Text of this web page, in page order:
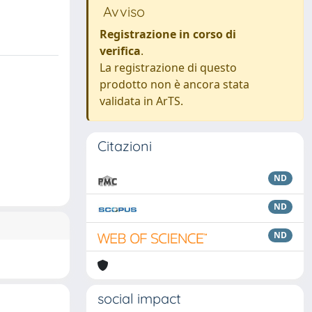
Avviso
Registrazione in corso di
verifica.
La registrazione di questo
prodotto non è ancora stata
validata in ArTS.
Citazioni
ND
ND
ND
social impact